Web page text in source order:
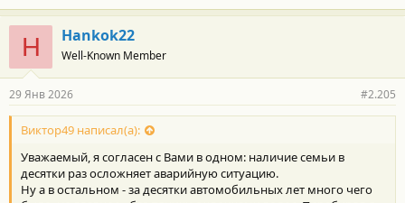
H Hankok22
Well-Known Member
29 Янв 2026 #2.205
Виктор49 написал(а):
Уважаемый, я согласен с Вами в одном: наличие семьи в
десятки раз осложняет аварийную ситуацию.
Ну а в остальном - за десятки автомобильных лет много чего